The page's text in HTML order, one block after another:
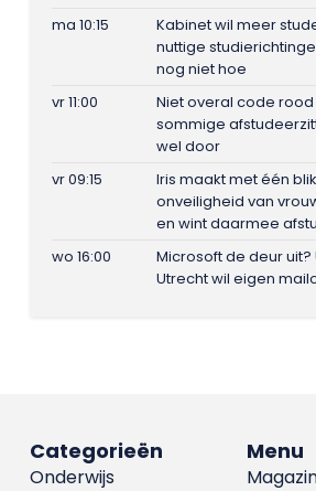
ma 10:15
Kabinet wil meer
nuttige
nog niet hoe
vr 11:00
Niet overal code rood
sommige
wel door
vr 09:15
Iris maakt met één
onveiligheid van
en wint daarmee
wo 16:00
Microsoft de deur uit?
Utrecht wil eigen
Menu
Categorieën
Onderwijs